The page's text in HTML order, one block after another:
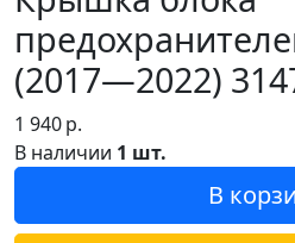
(2017—2022)
1 940р.
В наличии 1 шт.
В